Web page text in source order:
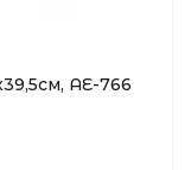
AE-766